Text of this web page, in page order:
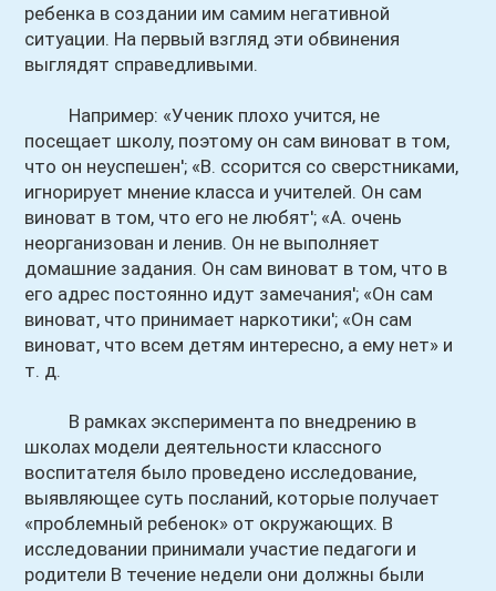
ребенка в создании им самим негативной
ситуации. На первый взгляд эти обвинения
выглядят справедливыми.
Например: «Ученик плохо учится, не
посещает школу, поэтому он сам виноват в том,
что он неуспешен'; «В. ссорится со сверстниками,
игнорирует мнение класса и учителей. Он сам
виноват в том, что его не любят'; «А. очень
неорганизован и ленив. Он не выполняет
домашние задания. Он сам виноват в том, что в
его адрес постоянно идут замечания'; «Он сам
виноват, что принимает наркотики'; «Он сам
виноват, что всем детям интересно, а ему нет» и
т. д.
В рамках эксперимента по внедрению в
школах модели деятельности классного
воспитателя было проведено исследование,
выявляющее суть посланий, которые получает
«проблемный ребенок» от окружающих. В
исследовании принимали участие педагоги и
родители В течение недели они должны были